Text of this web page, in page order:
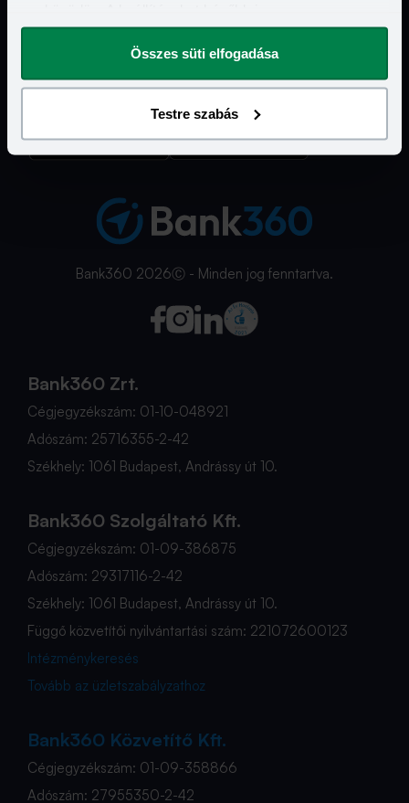
megváltoztathatod.
Összes süti elfogadása
Testre szabás
Hasznos Linkek
Bank360 2026Ⓒ - Minden jog fenntartva.
Bank360 Zrt.
Cégjegyzékszám: 01-10-048921
Adószám: 25716355-2-42
Székhely: 1061 Budapest, Andrássy út 10.
Bank360 Szolgáltató Kft.
Cégjegyzékszám: 01-09-386875
Adószám: 29317116-2-42
Székhely: 1061 Budapest, Andrássy út 10.
Függő közvetítői nyilvántartási szám: 221072600123
Intézménykeresés
Tovább az üzletszabályzathoz
Bank360 Közvetítő Kft.
Cégjegyzékszám: 01-09-358866
Adószám: 27955350-2-42